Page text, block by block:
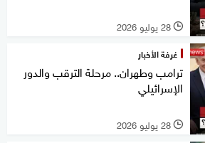
l 28 يوليو 2026
غرفة الأخبار
ترامب وطهران.. مرحلة الترقب والدور
الإسرائيلي
l 28 يوليو 2026